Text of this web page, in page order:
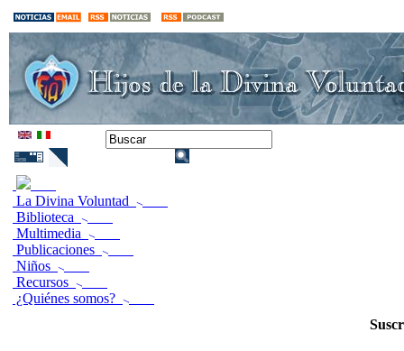
La Divina Voluntad
Biblioteca
Multimedia
Publicaciones
Niños
Recursos
¿Quiénes somos?